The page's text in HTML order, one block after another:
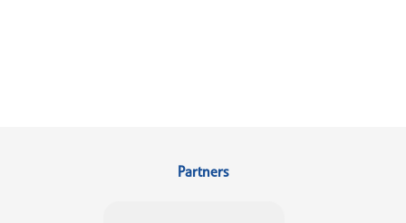
Partners